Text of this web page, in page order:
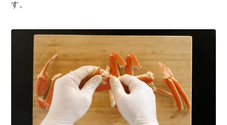
す。